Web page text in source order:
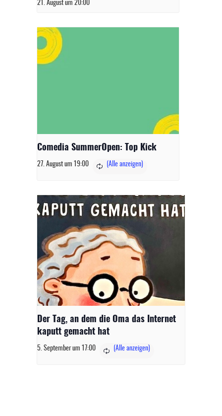
21. August um 20:00
Comedia SummerOpen: Top Kick
27. August um 19:00
Der Tag, an dem die Oma das Internet
kaputt gemacht hat
5. September um 17:00